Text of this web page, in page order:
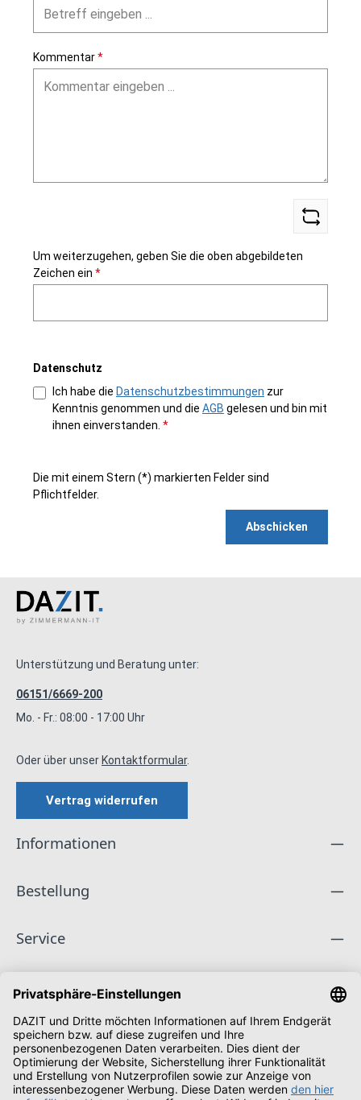
Kommentar*
Um weiterzugehen, geben Sie die oben abgebildeten
Zeichen ein *
Datenschutz
Ich habe die Datenschutzbestimmungen zur
Kenntnis genommen und die AGB gelesen und bin mit
ihnen einverstanden. *
Die mit einem Stern (*) markierten Felder sind
Pflichtfelder.
Abschicken
Unterstützung und Beratung unter:
06151/6669-200
Mo. - Fr.: 08:00 - 17:00 Uhr
Oder über unserKontaktformular.
Vertrag widerrufen
Informationen
Bestellung
Service
Unternehmen
Folge uns
Zahlungsarten